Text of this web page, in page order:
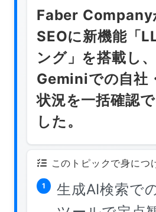
Faber Company
SEOに新機能「
ング」を搭載し
Geminiでの自社
状況を一括確認
した。
このトピックで身につ
1
生成AI検索で